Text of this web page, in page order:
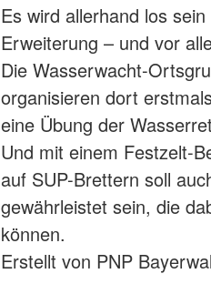
Es wird allerhand los
Erweiterung – und vor
Die Wasserwacht-
organisieren dort
eine Übung der
Und mit einem Festzelt-
auf SUP-Brettern soll
gewährleistet sein, die
können.
Erstellt von PNP